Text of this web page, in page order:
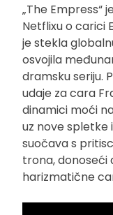
„The Empress“
Netflixu o carici
je stekla
osvojila
dramsku seriju.
udaje za cara
dinamici moći
uz nove spletke
suočava s
trona, donoseći
harizmatične